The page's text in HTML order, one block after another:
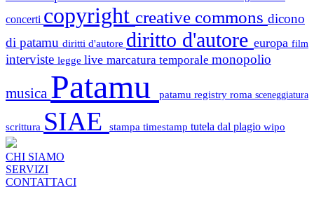
concerti copyright creative commons dicono
di patamu diritti d'autore diritto d'autore europa film
interviste legge live marcatura temporale monopolio
musica Patamu patamu registry roma sceneggiatura
scrittura SIAE stampa timestamp tutela dal plagio wipo
CHI SIAMO
SERVIZI
CONTATTACI